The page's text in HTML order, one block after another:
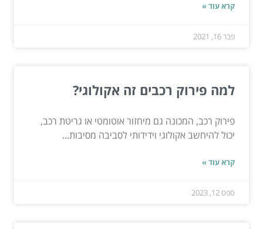
קרא עוד »
פבר 16, 2021
למה פירוק רכבים זה אקולוגי?
פירוק רכב, המכונה גם מיחזור אוטומטי או גריטת רכב,
יכול להיחשב אקולוגי וידידותי לסביבה מסיבות...
קרא עוד »
ספט 12, 2023